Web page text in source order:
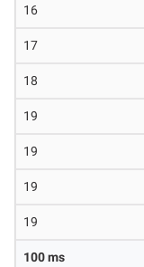
16
17
18
19
19
19
19
100 ms